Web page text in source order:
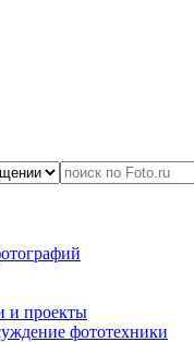
и проекты
фототехники